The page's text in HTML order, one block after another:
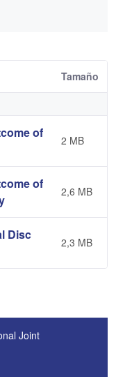
Tamaño
of
2 MB
of
2,6 MB
Disc
2,3 MB
Joint